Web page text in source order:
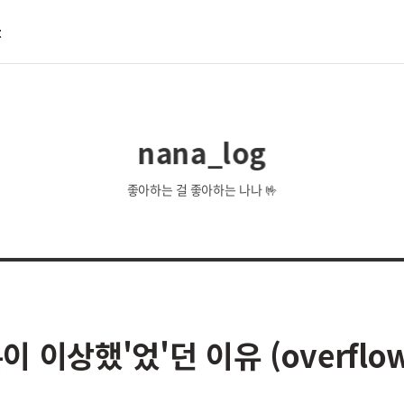
nana_log
좋아하는 걸 좋아하는 나나 🤟
이 이상했'었'던 이유